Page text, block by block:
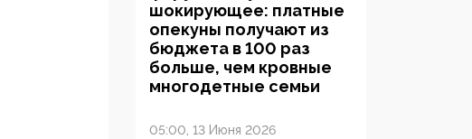
шокирующее: платные
опекуны получают из
бюджета в 100 раз
больше, чем кровные
многодетные семьи
05:00, 13 Июня 2026